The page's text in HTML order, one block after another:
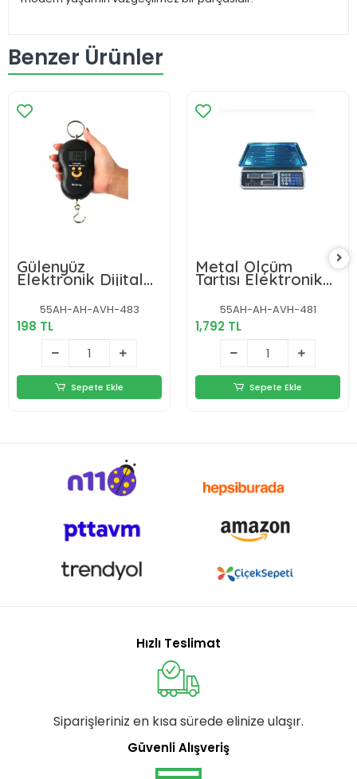
Benzer Ürünler
Gülenyüz
Elektronik Dijital
El Kantarı 50 Kg
Terazi Tartı 10 Gr
Hassas55AH-AH-AVH-483
198 TL
Sepete Ekle
Metal Ölçüm
Tartısı Elektronik
Terazi Bakkal
Manav Market Ve
Pazarcı Tartısı
40kg
55AH-AH-AVH-481
1,792 TL
Sepete Ekle
Hızlı Teslimat
Siparişleriniz en kısa sürede elinize ulaşır.
Güvenli Alışveriş